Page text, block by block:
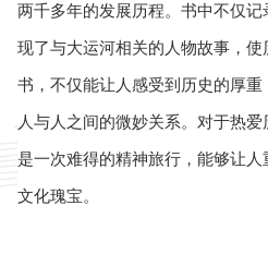
两千多年的发展历程。书中不仅
现了与大运河相关的人物故事，
书，不仅能让人感受到历史的厚重
人与人之间的微妙关系。对于热
是一次难得的精神旅行，能够让
文化瑰宝。